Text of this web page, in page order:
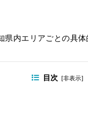
内エリアごとの具体
目次 [非表示]